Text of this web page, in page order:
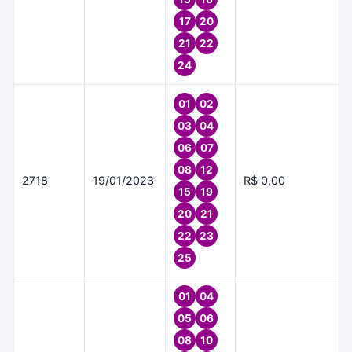
17
20
21
22
24
2718 19/01/2023
01
02
03
04
06
07
08
12
15
19
20
21
22
23
25
R$ 0,00
01
04
05
06
08
10